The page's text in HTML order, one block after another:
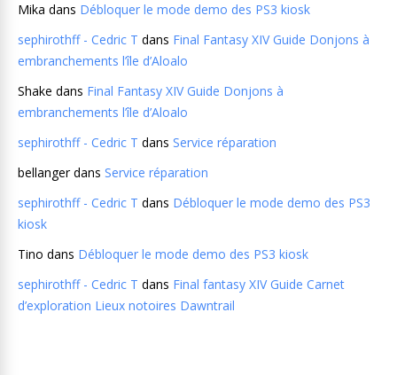
Mika dans Débloquer le mode demo des PS3 kiosk
sephirothff - Cedric T dans Final Fantasy XIV Guide Donjons à
embranchements l’île d’Aloalo
Shake dans Final Fantasy XIV Guide Donjons à
embranchements l’île d’Aloalo
sephirothff - Cedric T dans Service réparation
bellangerdans Service réparation
sephirothff - Cedric T dans Débloquer le mode demo des PS3
kiosk
Tino dans Débloquer le mode demo des PS3 kiosk
sephirothff - Cedric T dans Final fantasy XIV Guide Carnet
d’exploration Lieux notoires Dawntrail